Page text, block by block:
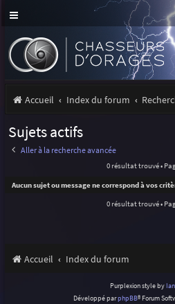
Accueil Index du forum
Sujets actifs
Aller à la recherche avancée
0 résultat trouvé •
Aucun sujet ou message ne correspond à vos
0 résultat trouvé •
Accueil Index du forum
Purplexion style by
Développé parphpBB® Forum